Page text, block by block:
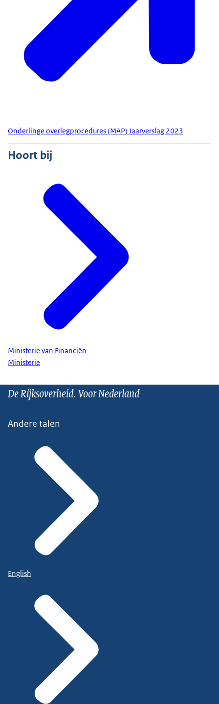
Onderlinge overlegprocedures (MAP) Jaarverslag 2023
Hoort bij
Ministerie van Financiën
Ministerie
De Rijksoverheid. Voor Nederland
Andere talen
English